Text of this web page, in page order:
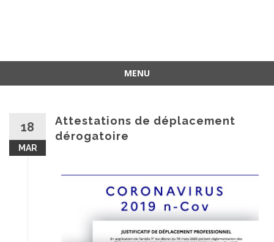
MENU
18
MAR
Attestations de déplacement
dérogatoire